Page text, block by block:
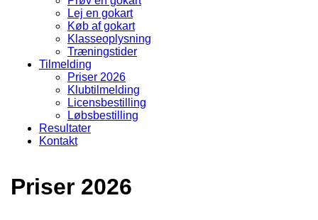
Lej en gokart
Køb af gokart
Klasseoplysning
Træningstider
Tilmelding
Priser 2026
Klubtilmelding
Licensbestilling
Løbsbestilling
Resultater
Kontakt
Priser 2026